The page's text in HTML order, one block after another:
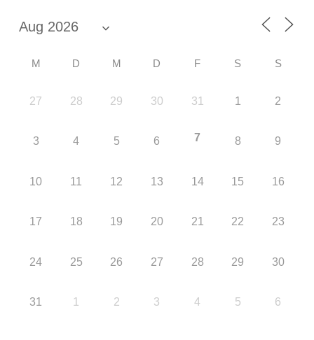
M D M D F S S
27 28 29 30 31 1 2
3 4 5 6 7 8 9
10 11 12 13 14 15 16
17 18 19 20 21 22 23
24 25 26 27 28 29 30
31 1 2 3 4 5 6